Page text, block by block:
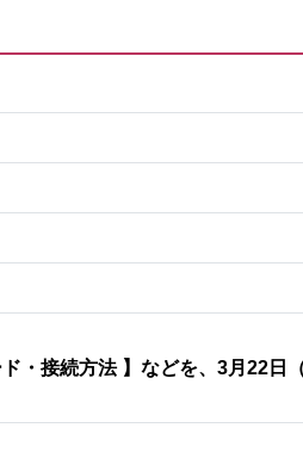
・接続方法 】などを、3月22日